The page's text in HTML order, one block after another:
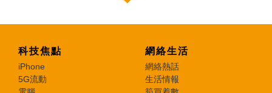
科技焦點
iPhone
5G流動
網絡生活
網絡熱話
生活情報